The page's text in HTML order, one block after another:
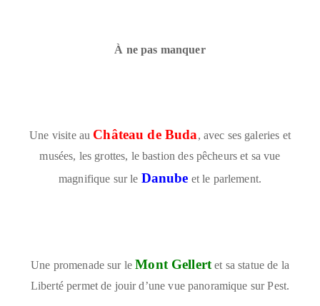
À ne pas manquer
Une visite au Château de Buda, avec ses galeries et
musées, les grottes, le bastion des pêcheurs et sa vue
magnifique sur le Danube et le parlement.
Une promenade sur le Mont Gellert et sa statue de la
Liberté permet de jouir d’une vue panoramique sur Pest.